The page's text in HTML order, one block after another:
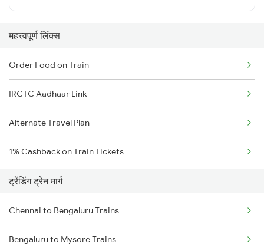
महत्त्वपूर्ण लिंक्स
Order Food on Train
IRCTC Aadhaar Link
Alternate Travel Plan
1% Cashback on Train Tickets
ट्रेंडिंग ट्रेन मार्ग
Chennai to Bengaluru Trains
Bengaluru to Mysore Trains